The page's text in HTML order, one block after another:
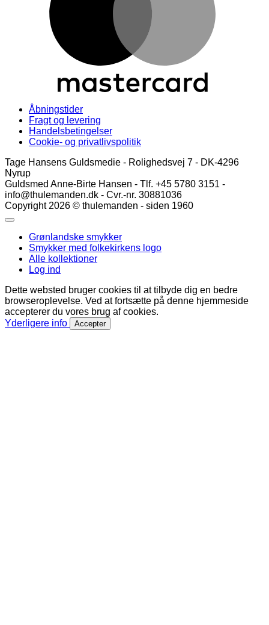
Åbningstider
Fragt og levering
Handelsbetingelser
Cookie- og privatlivspolitik
Tage Hansens Guldsmedie - Rolighedsvej 7 - DK-4296
Nyrup
Guldsmed Anne-Birte Hansen - Tlf. +45 5780 3151 -
info@thulemanden.dk - Cvr.-nr. 30881036
Copyright 2026 © thulemanden - siden 1960
Grønlandske smykker
Smykker med folkekirkens logo
Alle kollektioner
Log ind
Dette websted bruger cookies til at tilbyde dig en bedre
browseroplevelse. Ved at fortsætte på denne hjemmeside
accepterer du vores brug af cookies.
Yderligere info
Accepter